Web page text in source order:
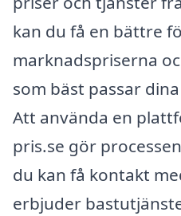
kan du få en bättre
marknadspriserna
som bäst passar
Att använda en
pris.se gör
du kan få kontakt
erbjuder